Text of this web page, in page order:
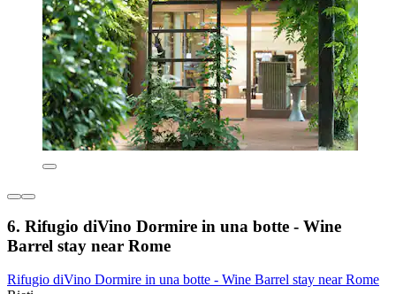
6. Rifugio diVino Dormire in una botte - Wine
Barrel stay near Rome
Rifugio diVino Dormire in una botte - Wine Barrel stay near Rome